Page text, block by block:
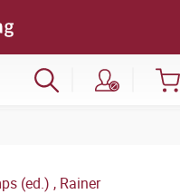
(ed.) , Rainer